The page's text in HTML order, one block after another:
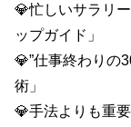
💎忙しいサラリ
ップガイド」
💎”仕事終わりの
術」
💎手法よりも重